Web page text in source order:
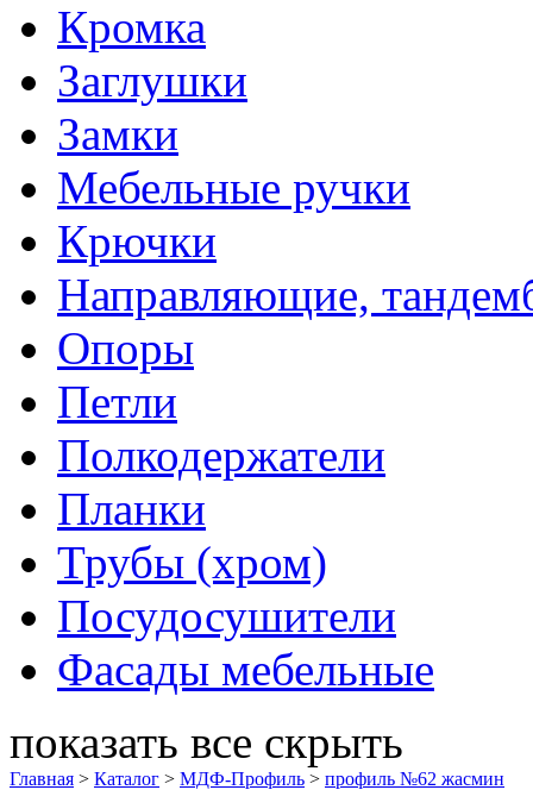
Кромка
Заглушки
Замки
Мебельные ручки
Крючки
Направляющие,
Опоры
Петли
Полкодержатели
Планки
Трубы (хром)
Посудосушители
Фасады мебельные
показать все скрыть
Главная > Каталог > МДФ-Профиль > профиль №62 жасмин